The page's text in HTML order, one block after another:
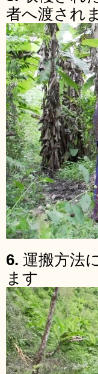
者へ渡され
6. 運搬方法
ます